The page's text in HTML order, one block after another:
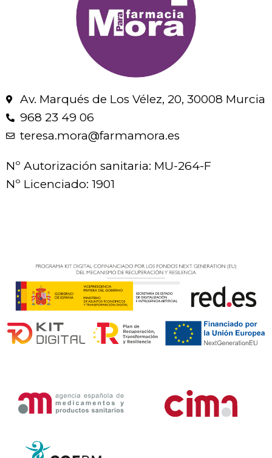
Av. Marqués de Los Vélez, 20, 30008 Murcia
968 23 49 06
teresa.mora@farmamora.es
Nº Autorización sanitaria: MU-264-F
Nº Licenciado: 1901